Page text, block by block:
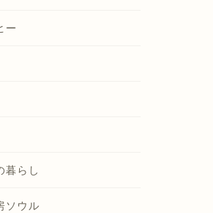
ー
暮らし
ソウル